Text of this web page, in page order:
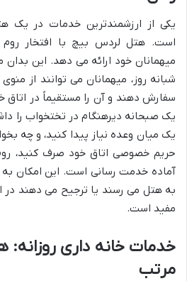
یکی از ارزشمندترین خدمات در یک
میهمانان خود ارائه می دهد. این
شبانه روز، میهمانان می توانند از
سفارش دهند و آن را مستقیماً در
یک صبحانه دیرهنگام در تختخواب را
یک میان وعده نیاز پیدا کنید، و چه
حریم خصوصی اتاق خود صرف کنید،
آماده خدمت رسانی است. این امکان به
به هتل می رسند یا ترجیح می دهند در
مفید است.
خدمات خانه داری روزانه:
مرتب